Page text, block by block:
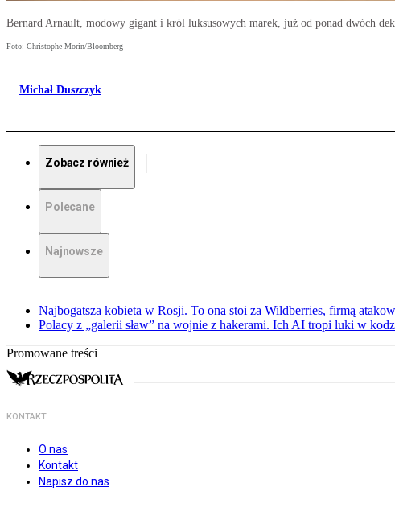
Bernard Arnault, modowy gigant i król luksusowych marek, już od ponad dwóch
Foto: Christophe Morin/Bloomberg
Michał Duszczyk
Zobacz również
Polecane
Najnowsze
Najbogatsza kobieta w Rosji. To ona stoi za Wildberries, firmą
Polacy z „galerii sław” na wojnie z hakerami. Ich AI tropi luki w
Promowane treści
KONTAKT
O nas
Kontakt
Napisz do nas